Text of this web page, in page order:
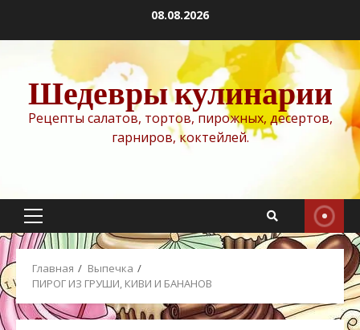
содержимому
08.08.2026
Шедевры кулинарии
Рецепты салатов, тортов, пирожных, десертов,
гарниров, коктейлей.
Основное
меню
Главная
Выпечка
ПИРОГ ИЗ ГРУШИ, КИВИ И БАНАНОВ